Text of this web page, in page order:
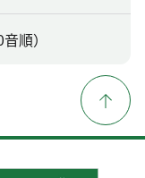
順）